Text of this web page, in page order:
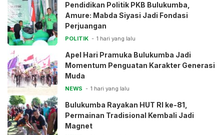
Pendidikan Politik PKB Bulukumba,
Amure: Mabda Siyasi Jadi Fondasi
Perjuangan
POLITIK 1 hari yang lalu
Apel Hari Pramuka Bulukumba Jadi
Momentum Penguatan Karakter Generasi
Muda
NEWS 1 hari yang lalu
Bulukumba Rayakan HUT RI ke-81,
Permainan Tradisional Kembali Jadi
Magnet